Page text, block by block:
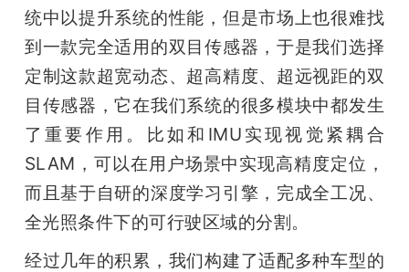
统中以提升系统的性能，但是市场上也很难找
到一款完全适用的双目传感器，于是我们选择
定制这款超宽动态、超高精度、超远视距的双
目传感器，它在我们系统的很多模块中都发生
了重要作用。比如和IMU实现视觉紧耦合
SLAM，可以在用户场景中实现高精度定位，
而且基于自研的深度学习引擎，完成全工况、
全光照条件下的可行驶区域的分割。
经过几年的积累，我们构建了适配多种车型的